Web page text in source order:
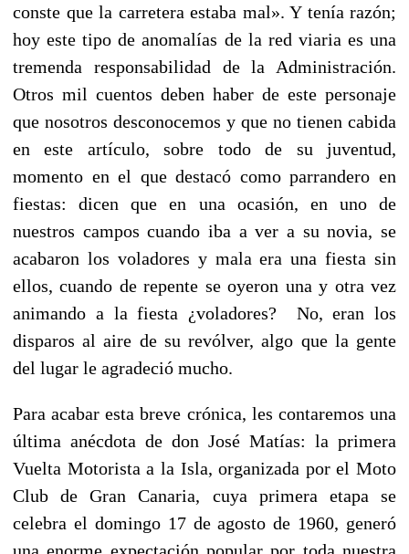
conste que la carretera estaba mal». Y tenía razón;
hoy este tipo de anomalías de la red viaria es una
tremenda responsabilidad de la Administración.
Otros mil cuentos deben haber de este personaje
que nosotros desconocemos y que no tienen cabida
en este artículo, sobre todo de su juventud,
momento en el que destacó como parrandero en
fiestas: dicen que en una ocasión, en uno de
nuestros campos cuando iba a ver a su novia, se
acabaron los voladores y mala era una fiesta sin
ellos, cuando de repente se oyeron una y otra vez
animando a la fiesta ¿voladores? No, eran los
disparos al aire de su revólver, algo que la gente
del lugar le agradeció mucho.
Para acabar esta breve crónica, les contaremos una
última anécdota de don José Matías: la primera
Vuelta Motorista a la Isla, organizada por el Moto
Club de Gran Canaria, cuya primera etapa se
celebra el domingo 17 de agosto de 1960, generó
una enorme expectación popular por toda nuestra